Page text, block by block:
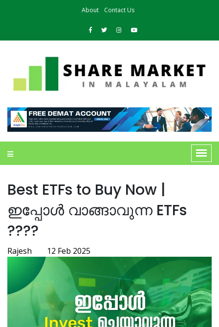
About Contact Us
Best ETFs to Buy Now |
ഇപ്പോൾ വാങ്ങാവുന്ന ETFs
????
Rajesh 12 Feb 2025